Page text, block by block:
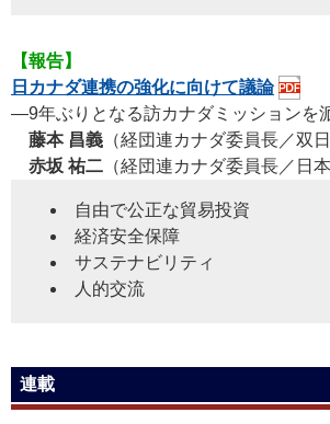
【報告】
日カナダ連携の強化に向けて議論
―9年ぶりとなる訪カナダミッションを
藤本 昌義 （経団連カナダ委員長／双日
赤坂 祐二 （経団連カナダ委員長／日
自由で公正な貿易投資
経済安全保障
サステナビリティ
人的交流
連載